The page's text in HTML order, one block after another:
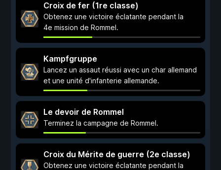
Croix de fer (1re classe)
Obtenez une victoire éclatante pendant la
4e mission de Rommel.
Kampfgruppe
Lancez un assaut réussi avec un char allemand
et une unité d'infanterie allemande.
Le devoir de Rommel
Terminez la campagne de Rommel.
Croix du Mérite de guerre (2e classe)
Obtenez une victoire éclatante pendant la